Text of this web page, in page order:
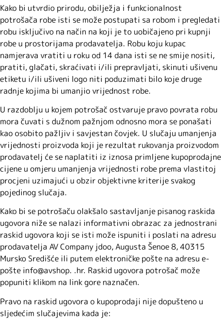
Kako bi utvrdio prirodu, obilježja i funkcionalnost
potrošača robe isti se može postupati sa robom i pregledati
robu isključivo na način na koji je to uobičajeno pri kupnji
robe u prostorijama prodavatelja. Robu koju kupac
namjerava vratiti u roku od 14 dana isti se ne smije nositi,
pratiti, glačati, skraćivati i/ili prepravljati, skinuti ušivenu
etiketu i/ili ušiveni logo niti poduzimati bilo koje druge
radnje kojima bi umanjio vrijednost robe.
U razdoblju u kojem potrošač ostvaruje pravo povrata robu
mora čuvati s dužnom pažnjom odnosno mora se ponašati
kao osobito pažljiv i savjestan čovjek. U slučaju umanjenja
vrijednosti proizvoda koji je rezultat rukovanja proizvodom
prodavatelj će se naplatiti iz iznosa primljene kupoprodajne
cijene u omjeru umanjenja vrijednosti robe prema vlastitoj
procjeni uzimajući u obzir objektivne kriterije svakog
pojedinog slučaja.
Kako bi se potrošaču olakšalo sastavljanje pisanog raskida
ugovora niže se nalazi informativni obrazac za jednostrani
raskid ugovora koji se isti može ispuniti i poslati na adresu
prodavatelja AV Company jdoo, Augusta Šenoe 8, 40315
Mursko Središće ili putem elektroničke pošte na adresu e-
pošte info@avshop. .hr. Raskid ugovora potrošač može
popuniti klikom na link gore naznačen.
Pravo na raskid ugovora o kupoprodaji nije dopušteno u
sljedećim slučajevima kada je: